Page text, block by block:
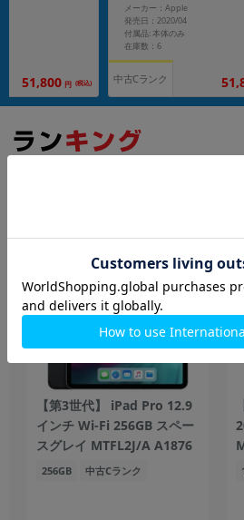
51,800 円 (税込)
メーカー：Apple
発売日：2020/04
付属品: 本体のみ
在庫数：6
中古Cランク
【第3世代】 iPad Pro 12.9
インチ Wi-Fi 256GB スペー
スグレイ MTFL2J/A A1876
256GB 中古Cランク